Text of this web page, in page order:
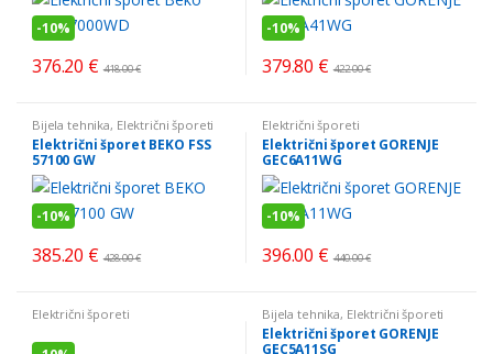
-10%
376.20 € 418.00€
-10%
379.80 € 422.00€
Bijela tehnika, Električni šporeti
Električni šporet BEKO FSS
57100 GW
-10%
385.20 € 428.00€
Električni šporeti
Električni šporet GORENJE
GEC6A11WG
-10%
396.00 € 440.00€
Električni šporeti Bijela tehnika, Električni šporeti
Električni šporet GORENJE
GEC5A11SG